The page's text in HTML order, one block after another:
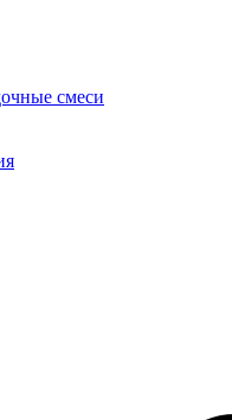
смеси